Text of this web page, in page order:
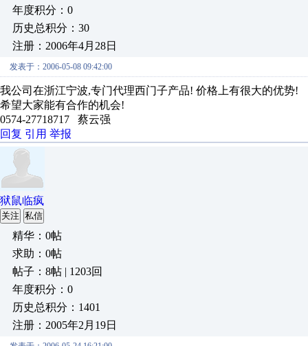
年度积分：0
历史总积分：30
注册：2006年4月28日
发表于：2006-05-08 09:42:00
我公司在浙江宁波,专门代理西门子产品! 价格上有很大的优势!
希望大家能有合作的机会!
0574-27718717 蔡云强
回复 引用 举报
狱鼠临疯
关注 私信
精华：0帖
求助：0帖
帖子：8帖 | 1203回
年度积分：0
历史总积分：1401
注册：2005年2月19日